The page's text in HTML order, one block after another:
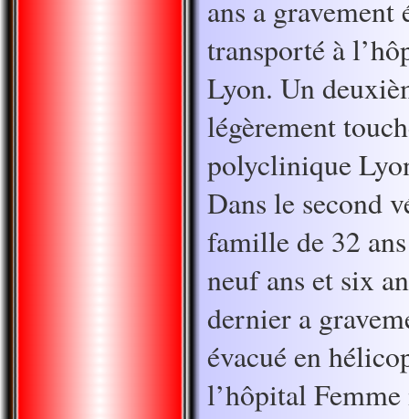
ans a gravement
transporté à
Lyon. Un
légèrement
polyclinique
Dans le second
famille de 32
neuf ans et six
dernier a
évacué en
l’hôpital